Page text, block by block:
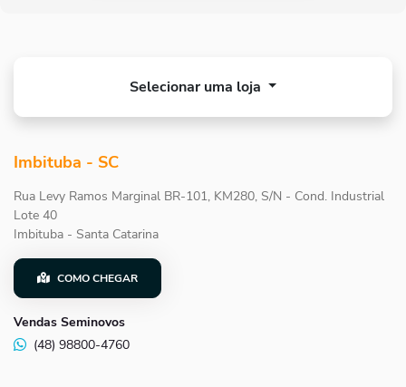
Selecionar uma loja
Imbituba - SC
Rua Levy Ramos Marginal BR-101, KM280, S/N - Cond. Industrial
Lote 40
Imbituba - Santa Catarina
COMO CHEGAR
Vendas Seminovos
(48) 98800-4760